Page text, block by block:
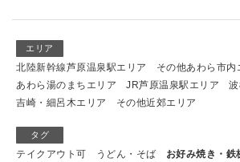
エリア
北陸新幹線芦原温泉駅エリア
その他あわら市内
あわら湯のまちエリア
JR芦原温泉駅エリア
吉崎・細呂木エリア
その他近郊エリア
タグ
テイクアウト可 うどん・そば
お好み焼き・鉄